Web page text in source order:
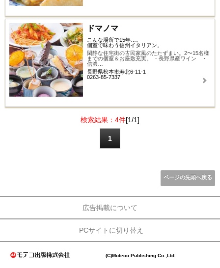
ドマノマ
こんな場所で15年…。
個室で味わう信州イタリアン。
閑静な住宅街の古民家風のたたずまい。2〜15名様
までの個室＆お座敷充実。 ・長野県産ワイン ・
信濃…
長野県松本市寿北6-11-1
0263-85-7337
検索結果：4件[1/1]
1
ページの先頭へ戻る
広告掲載について
PCサイトに切り替え
(C)Moteco Publishing Co.,Ltd.